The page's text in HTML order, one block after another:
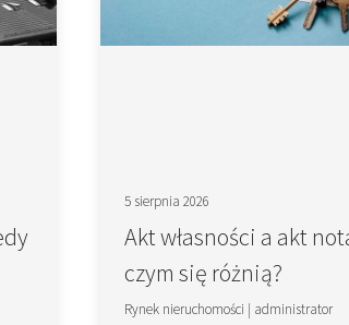
5 sierpnia 2026
Akt własności a akt
czym się różnią?
Rynek nieruchomości | administrator